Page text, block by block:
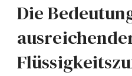
Die